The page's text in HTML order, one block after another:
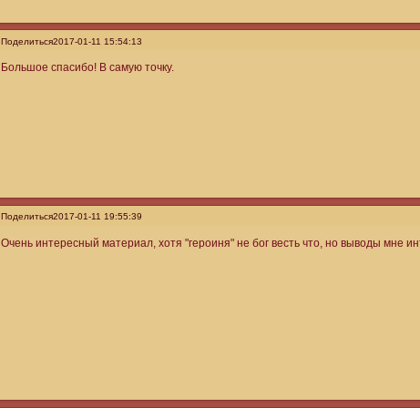
Поделиться2017-01-11 15:54:13
Большое спасибо! В самую точку.
Поделиться2017-01-11 19:55:39
Очень интересный материал, хотя "героиня" не бог весть что, но выводы мне